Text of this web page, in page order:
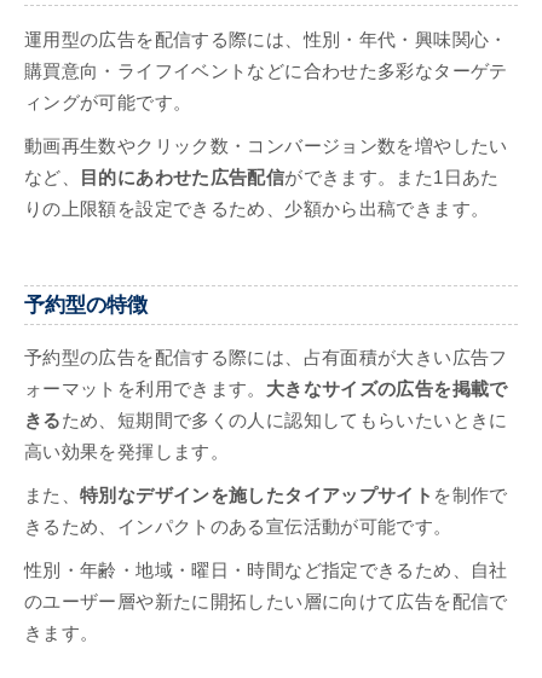
運用型の広告を配信する際には、性別・年代・興味関心・
購買意向・ライフイベントなどに合わせた多彩なターゲテ
ィングが可能です。
動画再生数やクリック数・コンバージョン数を増やしたい
など、
目的にあわせた広告配信ができます。また1日あた
りの上限額を設定できるため、少額から出稿できます。
予約型の特徴
予約型の広告を配信する際には、占有面積が大きい広告フ
ォーマットを利用できます。 大きなサイズの広告を掲載で
きるため、短期間で多くの人に認知してもらいたいときに
高い効果を発揮します。
また、特別なデザインを施したタイアップサイト を制作で
きるため、インパクトのある宣伝活動が可能です。
性別・年齢・地域・曜日・時間など指定できるため、自社
のユーザー層や新たに開拓したい層に向けて広告を配信で
きます。